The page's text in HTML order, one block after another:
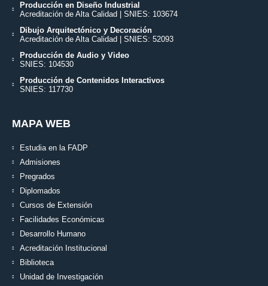
Producción en Diseño Industrial
Acreditación de Alta Calidad | SNIES: 103674
Dibujo Arquitectónico y Decoración
Acreditación de Alta Calidad | SNIES: 52093
Producción de Audio y Video
SNIES: 104530
Producción de Contenidos Interactivos
SNIES: 117730
MAPA WEB
Estudia en la FADP
Admisiones
Pregrados
Diplomados
Cursos de Extensión
Facilidades Económicas
Desarrollo Humano
Acreditación Institucional
Biblioteca
Unidad de Investigación